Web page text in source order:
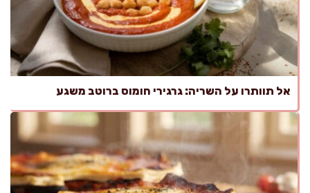
אל תוותרו על השריה: גרגירי חומוס ברוטב משגע